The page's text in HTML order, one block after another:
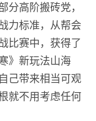
分高阶搬砖党，
力标准，从帮会
比赛中，获得了
》新玩法山海
己带来相当可观
就不用考虑任何